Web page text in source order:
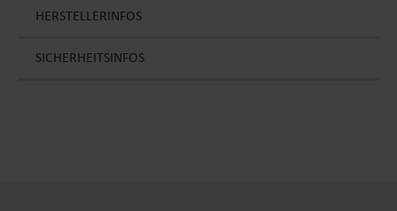
HERSTELLERINFOS
SICHERHEITSINFOS